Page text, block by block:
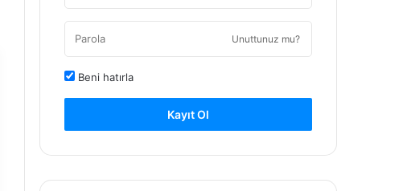
Unuttunuz mu?
Beni hatırla
Kayıt Ol